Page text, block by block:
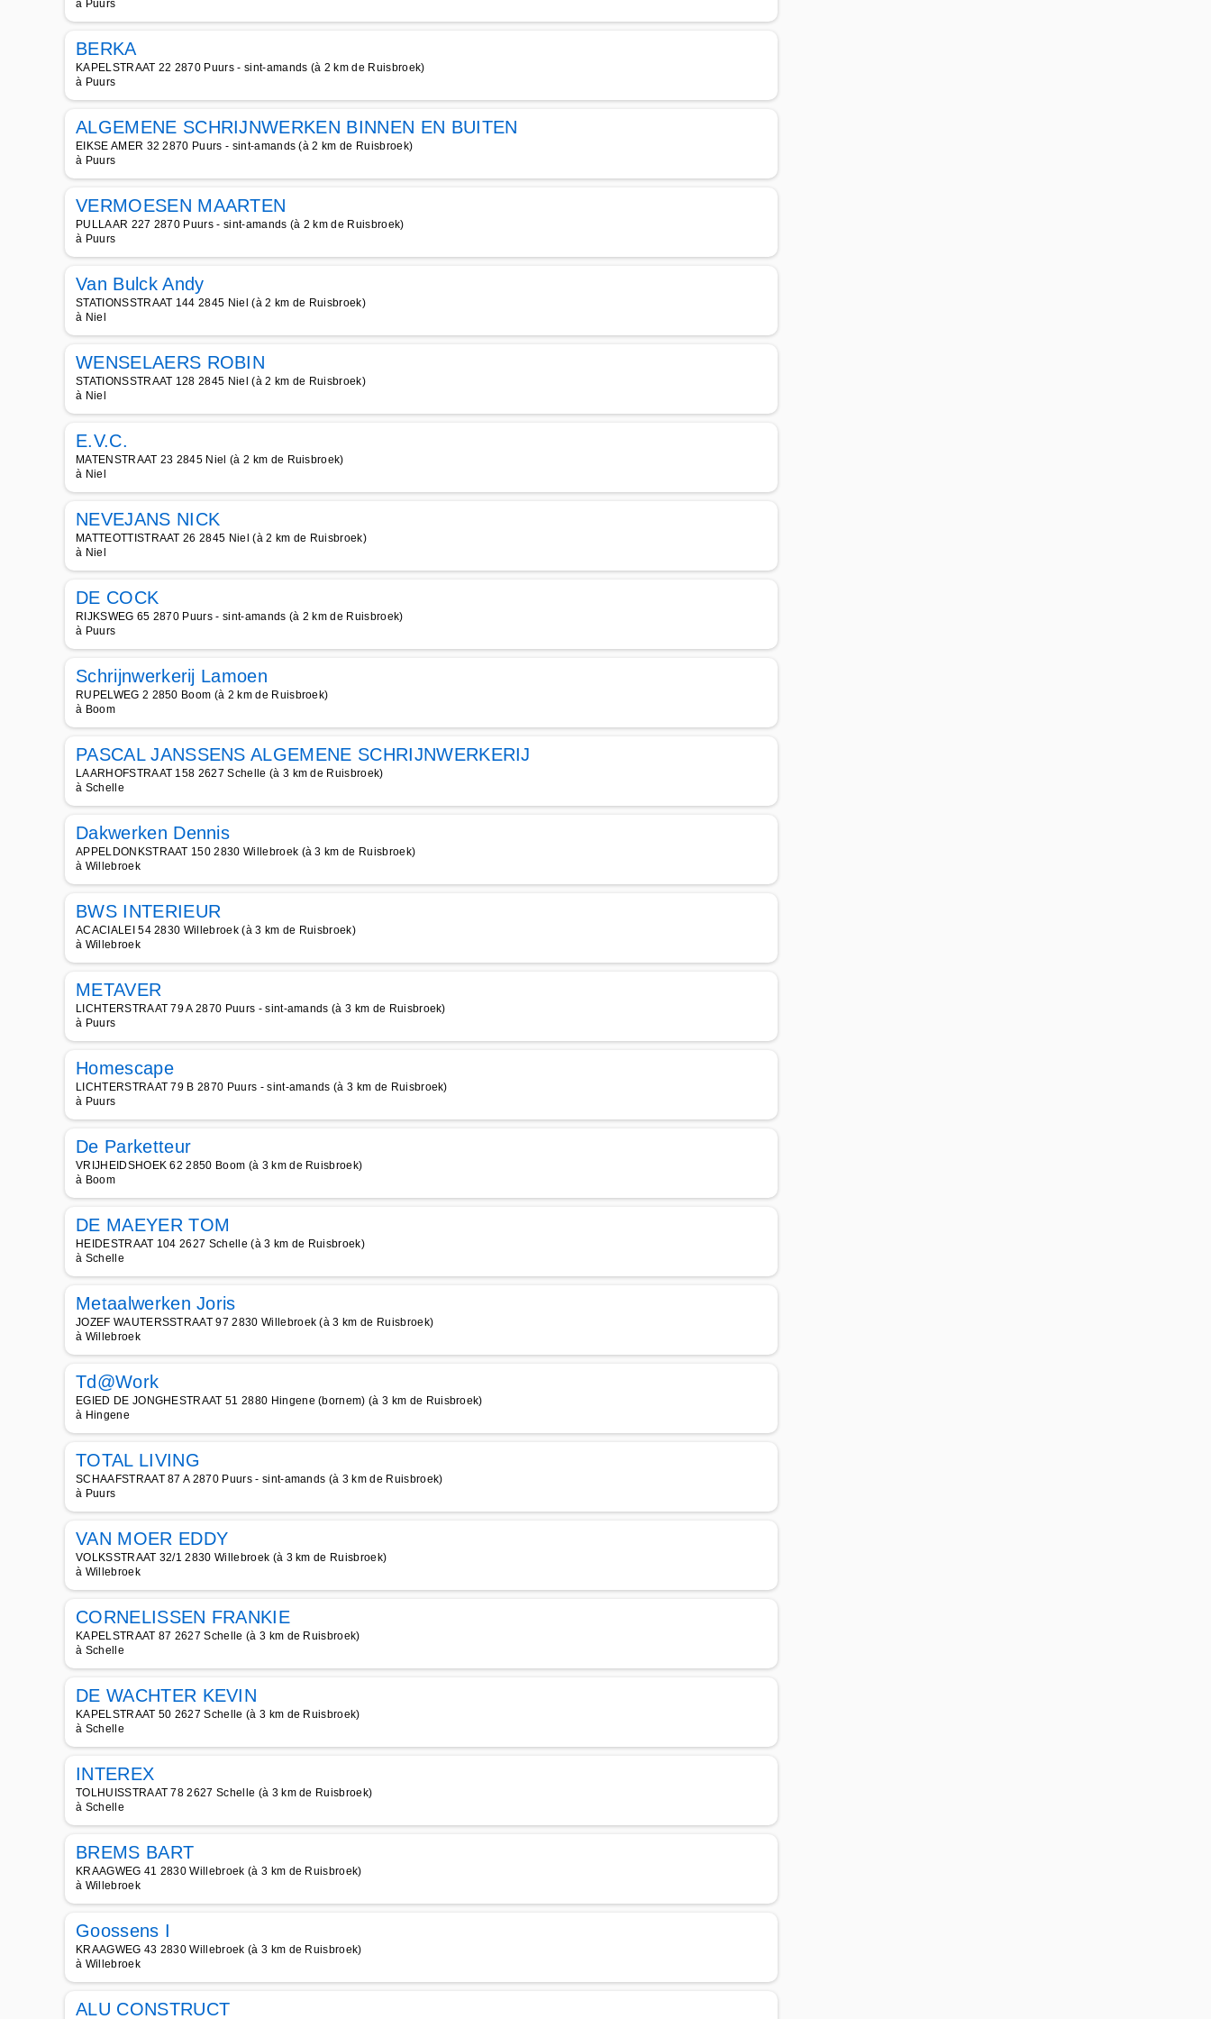
à Puurs
BERKA
KAPELSTRAAT 22 2870 Puurs - sint-amands (à 2 km de Ruisbroek)
à Puurs
ALGEMENE SCHRIJNWERKEN BINNEN EN BUITEN
EIKSE AMER 32 2870 Puurs - sint-amands (à 2 km de Ruisbroek)
à Puurs
VERMOESEN MAARTEN
PULLAAR 227 2870 Puurs - sint-amands (à 2 km de Ruisbroek)
à Puurs
Van Bulck Andy
STATIONSSTRAAT 144 2845 Niel (à 2 km de Ruisbroek)
à Niel
WENSELAERS ROBIN
STATIONSSTRAAT 128 2845 Niel (à 2 km de Ruisbroek)
à Niel
E.V.C.
MATENSTRAAT 23 2845 Niel (à 2 km de Ruisbroek)
à Niel
NEVEJANS NICK
MATTEOTTISTRAAT 26 2845 Niel (à 2 km de Ruisbroek)
à Niel
DE COCK
RIJKSWEG 65 2870 Puurs - sint-amands (à 2 km de Ruisbroek)
à Puurs
Schrijnwerkerij Lamoen
RUPELWEG 2 2850 Boom (à 2 km de Ruisbroek)
à Boom
PASCAL JANSSENS ALGEMENE SCHRIJNWERKERIJ
LAARHOFSTRAAT 158 2627 Schelle (à 3 km de Ruisbroek)
à Schelle
Dakwerken Dennis
APPELDONKSTRAAT 150 2830 Willebroek (à 3 km de Ruisbroek)
à Willebroek
BWS INTERIEUR
ACACIALEI 54 2830 Willebroek (à 3 km de Ruisbroek)
à Willebroek
METAVER
LICHTERSTRAAT 79 A 2870 Puurs - sint-amands (à 3 km de Ruisbroek)
à Puurs
Homescape
LICHTERSTRAAT 79 B 2870 Puurs - sint-amands (à 3 km de Ruisbroek)
à Puurs
De Parketteur
VRIJHEIDSHOEK 62 2850 Boom (à 3 km de Ruisbroek)
à Boom
DE MAEYER TOM
HEIDESTRAAT 104 2627 Schelle (à 3 km de Ruisbroek)
à Schelle
Metaalwerken Joris
JOZEF WAUTERSSTRAAT 97 2830 Willebroek (à 3 km de Ruisbroek)
à Willebroek
Td@Work
EGIED DE JONGHESTRAAT 51 2880 Hingene (bornem) (à 3 km de Ruisbroek)
à Hingene
TOTAL LIVING
SCHAAFSTRAAT 87 A 2870 Puurs - sint-amands (à 3 km de Ruisbroek)
à Puurs
VAN MOER EDDY
VOLKSSTRAAT 32/1 2830 Willebroek (à 3 km de Ruisbroek)
à Willebroek
CORNELISSEN FRANKIE
KAPELSTRAAT 87 2627 Schelle (à 3 km de Ruisbroek)
à Schelle
DE WACHTER KEVIN
KAPELSTRAAT 50 2627 Schelle (à 3 km de Ruisbroek)
à Schelle
INTEREX
TOLHUISSTRAAT 78 2627 Schelle (à 3 km de Ruisbroek)
à Schelle
BREMS BART
KRAAGWEG 41 2830 Willebroek (à 3 km de Ruisbroek)
à Willebroek
Goossens I
KRAAGWEG 43 2830 Willebroek (à 3 km de Ruisbroek)
à Willebroek
ALU CONSTRUCT